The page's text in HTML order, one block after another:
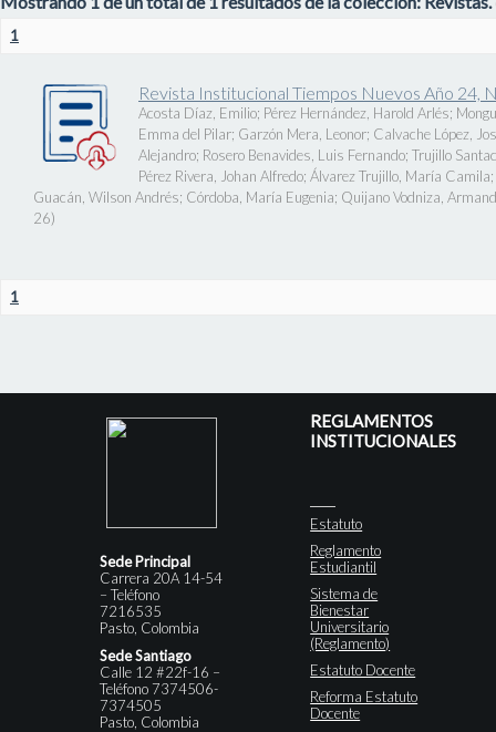
1
Revista Institucional Tiempos Nuevos Año 24,
Acosta Díaz, Emilio; Pérez Hernández, Harold Arlés;
Emma del Pilar; Garzón Mera, Leonor; Calvache López,
Alejandro; Rosero Benavides, Luis Fernando; Trujillo
Pérez Rivera, Johan Alfredo; Álvarez Trujillo, María Camila;
Guacán, Wilson Andrés; Córdoba, María Eugenia; Quijano Vodniza,
26)
1
Sede Principal
Carrera 20A 14-54
– Teléfono
7216535
Pasto, Colombia
Sede Santiago
Calle 12 #22f-16 –
Teléfono 7374506-
7374505
Pasto, Colombia
REGLAMENTOS
INSTITUCIONALES
Estatuto
Reglamento
Estudiantil
Sistema de
Bienestar
Universitario
(Reglamento)
Estatuto Docente
Reforma Estatuto
Docente